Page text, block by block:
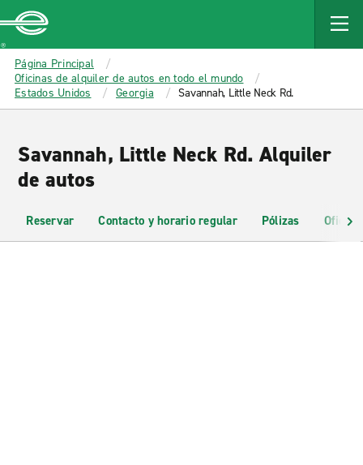
MAIN
CONTENT
Enterprise
Página Principal
Oficinas de alquiler de autos en todo el mundo
Estados Unidos
Georgia Savannah, Little Neck Rd.
Savannah, Little Neck Rd. Alquiler
de autos
Reservar Contacto y horario regular Pólizas